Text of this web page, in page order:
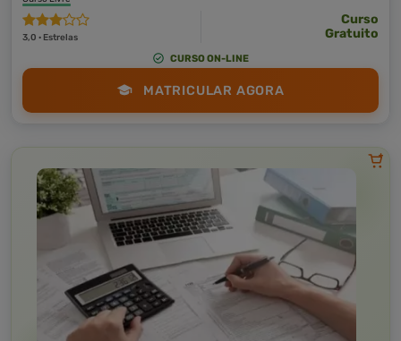
3,0 · Estrelas
Curso
Gratuito
CURSO ON-LINE
MATRICULAR AGORA